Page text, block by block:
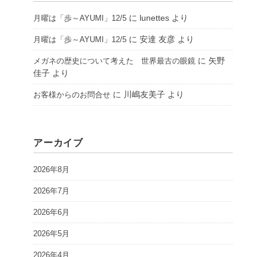
月曜は「歩～AYUMI」12/5 に lunettes より
月曜は「歩～AYUMI」12/5 に 安達 友彦 より
メガネの歴史について考えた 世界最古の眼鏡 に 矢野
佳子 より
お客様からのお問合せ に 川嶋友美子 より
アーカイブ
2026年8月
2026年7月
2026年6月
2026年5月
2026年4月